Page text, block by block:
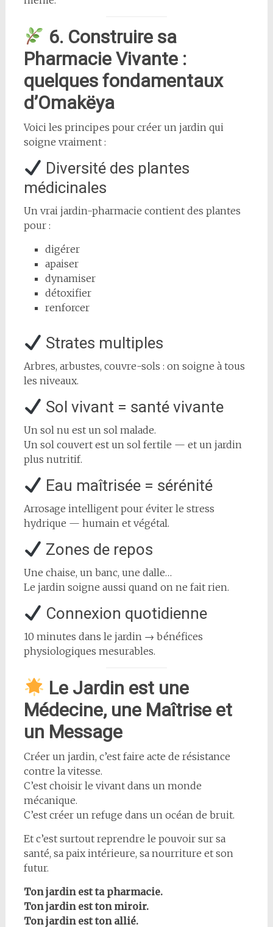
6. Construire sa
Pharmacie Vivante :
quelques fondamentaux
d’Omakëya
Voici les principes pour créer un jardin qui
soigne vraiment :
Diversité des plantes
médicinales
Un vrai jardin-pharmacie contient des plantes
pour :
digérer
apaiser
dynamiser
détoxifier
renforcer
Strates multiples
Arbres, arbustes, couvre-sols : on soigne à tous
les niveaux.
Sol vivant = santé vivante
Un sol nu est un sol malade.
Un sol couvert est un sol fertile — et un jardin
plus nutritif.
Eau maîtrisée = sérénité
Arrosage intelligent pour éviter le stress
hydrique — humain et végétal.
Zones de repos
Une chaise, un banc, une dalle…
Le jardin soigne aussi quand on ne fait rien.
Connexion quotidienne
10 minutes dans le jardin → bénéfices
physiologiques mesurables.
Le Jardin est une
Médecine, une Maîtrise et
un Message
Créer un jardin, c’est faire acte de résistance
contre la vitesse.
C’est choisir le vivant dans un monde
mécanique.
C’est créer un refuge dans un océan de bruit.
Et c’est surtout reprendre le pouvoir sur sa
santé, sa paix intérieure, sa nourriture et son
futur.
Ton jardin est ta pharmacie.
Ton jardin est ton miroir.
Ton jardin est ton allié.